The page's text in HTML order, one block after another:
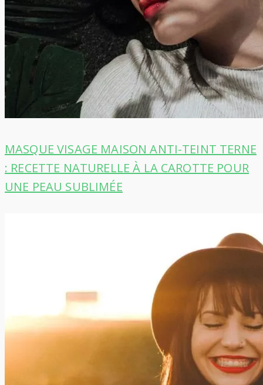
MASQUE VISAGE MAISON ANTI-TEINT TERNE
: RECETTE NATURELLE À LA CAROTTE POUR
UNE PEAU SUBLIMÉE